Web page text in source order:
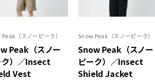
（スノーピーク）
Peak（スノー
ク）／Insect
Vest
Snow Peak（スノーピーク）
Snow Peak（スノー
ピーク）／Insect
Shield Jacket